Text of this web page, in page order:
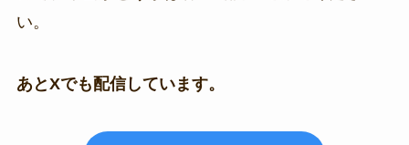
い。
あとXでも配信しています。